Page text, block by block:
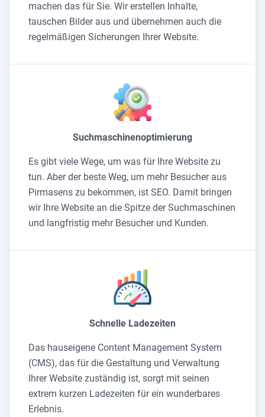
machen das für Sie. Wir erstellen Inhalte,
tauschen Bilder aus und übernehmen auch die
regelmäßigen Sicherungen Ihrer Website.
Suchmaschinenoptimierung
Es gibt viele Wege, um was für Ihre Website zu
tun. Aber der beste Weg, um mehr Besucher aus
Pirmasens zu bekommen, ist SEO. Damit bringen
wir Ihre Website an die Spitze der Suchmaschinen
und langfristig mehr Besucher und Kunden.
Schnelle Ladezeiten
Das hauseigene Content Management System
(CMS), das für die Gestaltung und Verwaltung
Ihrer Website zuständig ist, sorgt mit seinen
extrem kurzen Ladezeiten für ein wunderbares
Erlebnis.